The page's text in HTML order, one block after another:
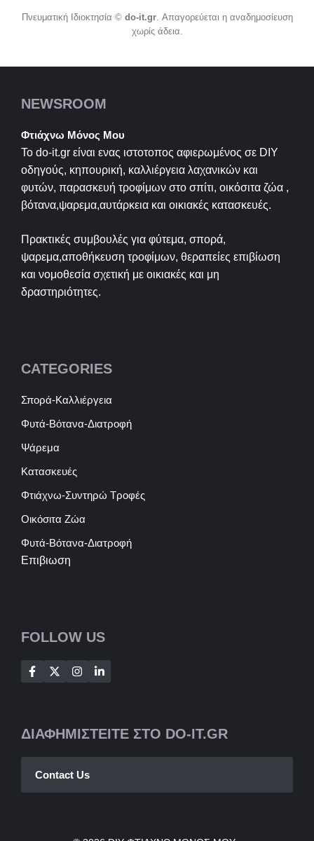
Πνευματική Ιδιοκτησία © do-it.gr. Απαγορεύεται η αναδημοσίευση
χωρίς άδεια.
NEWSROOM
Φτιάχνω Μόνος Μου
Το do-it.gr είναι ενας ιστοτοπος αφιερωμένος σε DIY
οδηγούς, κηπουρική, καλλιέργεια λαχανικών και
φυτών, παρασκευή τροφίμων στο σπίτι, οικόσιτα ζώα ,
βότανα,ψαρεμα,αυτάρκεια και οικιακές κατασκευές.
Πρακτικές συμβουλές για φύτεμα, σπορά,
ψαρεμα,αποθήκευση τροφίμων, θεραπείες επιβίωση
και νομοθεσία σχετική με οικιακές και μη
δραστηριότητες.
CATEGORIES
Σπορά-Καλλιέργεια
Φυτά-Βότανα-Διατροφή
Ψάρεμα
Κατασκευές
Φτιάχνω-Συντηρώ Τροφές
Οικόσιτα Ζώα
Φυτά-Βότανα-Διατροφή
Επιβιωση
FOLLOW US
ΔΙΑΦΗΜΙΣΤΕΙΤΕ ΣΤΟ DO-IT.GR
Contact Us